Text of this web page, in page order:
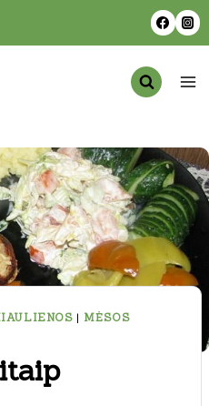
| MĖSOS